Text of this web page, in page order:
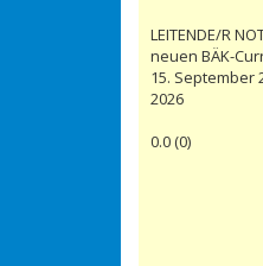
LEITENDE/R
neuen BÄK-
15. September
2026
0.0(0)